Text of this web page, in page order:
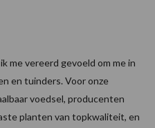
me vereerd gevoeld om me in
en tuinders. Voor onze
voedsel, producenten
planten van topkwaliteit, en